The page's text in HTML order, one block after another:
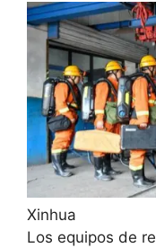
Xinhua
Los equipos de